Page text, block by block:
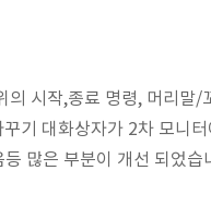
의 시작,종료 명령, 머리
기 대화상자가 2차 모니
많은 부분이 개선 되었습